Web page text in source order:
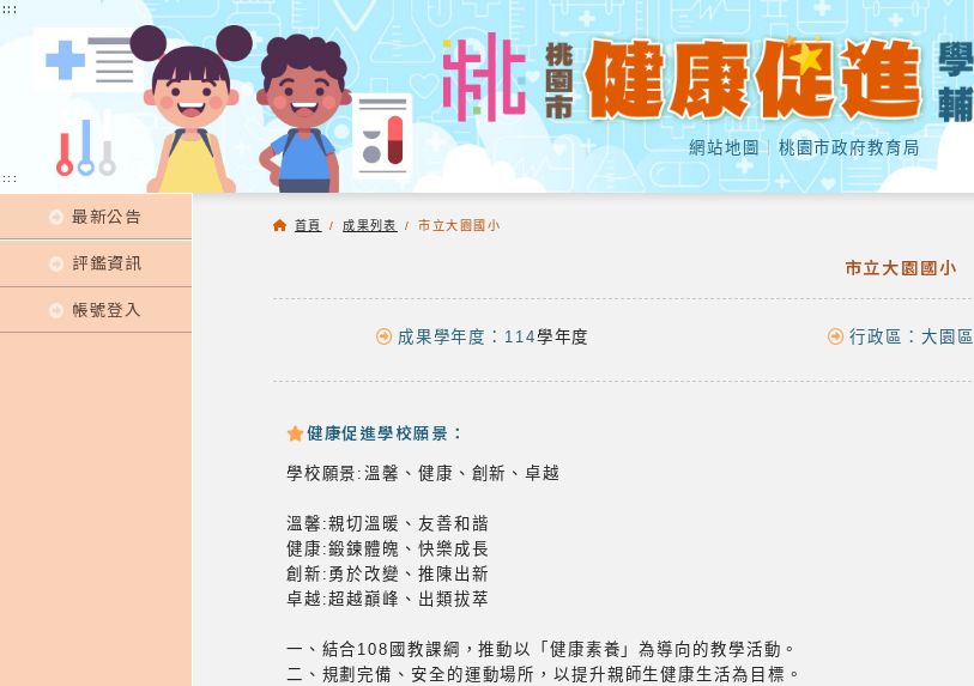
:::
網站地圖｜ 桃園市政府教育局
:::
最新公告
評鑑資訊
帳號登入
首頁 /成果列表 / 市立大園國小
市立大園國小
成果學年度：114學年度 行政區： 大園區
健康促進學校願景：
學校願景:溫馨、健康、創新、卓越
溫馨:親切溫暖、友善和諧
健康:鍛鍊體魄、快樂成長
創新:勇於改變、推陳出新
卓越:超越巔峰、出類拔萃
一、結合108國教課綱，推動以「健康素養」為導向的教學活動。
二、規劃完備、安全的運動場所，以提升親師生健康生活為目標。
:::